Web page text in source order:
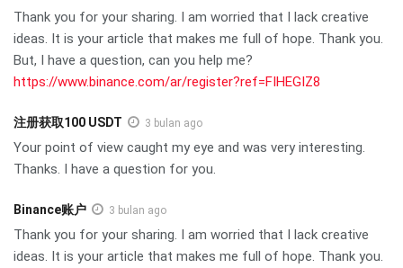
Thank you for your sharing. I am worried that I lack creative
ideas. It is your article that makes me full of hope. Thank you.
But, I have a question, can you help me?
https://www.binance.com/ar/register?ref=FIHEGIZ8
注册获取100 USDT 3 bulan ago
Your point of view caught my eye and was very interesting.
Thanks. I have a question for you.
Binance账户 3 bulan ago
Thank you for your sharing. I am worried that I lack creative
ideas. It is your article that makes me full of hope. Thank you.